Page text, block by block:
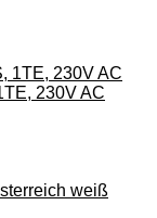
230V AC